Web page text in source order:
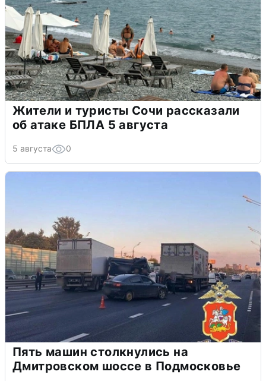
Жители и туристы Сочи рассказали
об атаке БПЛА 5 августа
5 августа 0
Пять машин столкнулись на
Дмитровском шоссе в Подмосковье